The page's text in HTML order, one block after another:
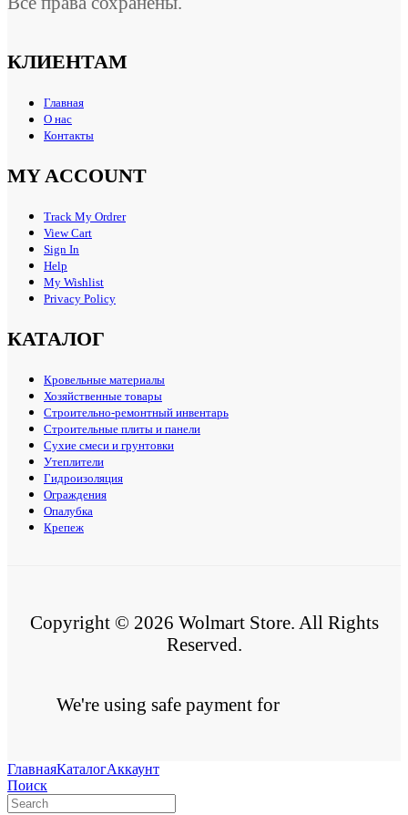
КЛИЕНТАМ
Главная
О нас
Контакты
MY ACCOUNT
Track My Ordrer
View Cart
Sign In
Help
My Wishlist
Privacy Policy
КАТАЛОГ
Кровельные материалы
Хозяйственные товары
Строительно-ремонтный инвентарь
Строительные плиты и панели
Сухие смеси и грунтовки
Утеплители
Гидроизоляция
Ограждения
Опалубка
Крепеж
Copyright © 2026 Wolmart Store. All Rights
Reserved.
We're using safe payment for
ГлавнаяКаталогАккаунт
Поиск